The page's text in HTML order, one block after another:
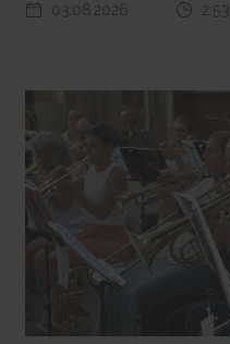
03.08.2026 2:53